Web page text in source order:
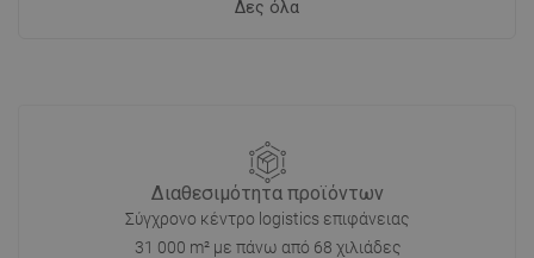
Δες όλα
Διαθεσιμότητα προϊόντων
Σύγχρονο κέντρο logistics επιφάνειας
31 000 m² με πάνω από 68 χιλιάδες